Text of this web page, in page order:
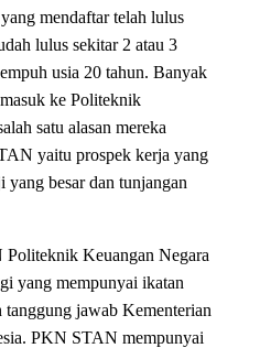
mendaftar telah lulus
lulus sekitar 2 atau 3
usia 20 tahun. Banyak
ke Politeknik
satu alasan mereka
yaitu prospek kerja yang
yang besar dan tunjangan
Keuangan Negara
yang mempunyai ikatan
tanggung jawab Kementerian
PKN STAN mempunyai